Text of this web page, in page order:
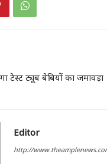
टेस्ट ट्यूब बेबियों का जमावड़ा
Editor
http://